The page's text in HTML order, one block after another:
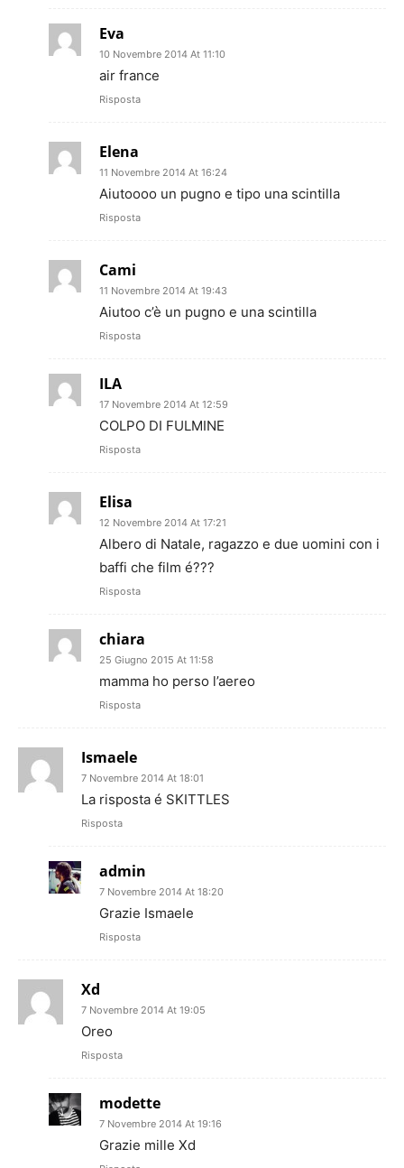
Eva
10 Novembre 2014 At 11:10
air france
Risposta
Elena
11 Novembre 2014 At 16:24
Aiutoooo un pugno e tipo una scintilla
Risposta
Cami
11 Novembre 2014 At 19:43
Aiutoo c’è un pugno e una scintilla
Risposta
ILA
17 Novembre 2014 At 12:59
COLPO DI FULMINE
Risposta
Elisa
12 Novembre 2014 At 17:21
Albero di Natale, ragazzo e due uomini con i
baffi che film é???
Risposta
chiara
25 Giugno 2015 At 11:58
mamma ho perso l’aereo
Risposta
Ismaele
7 Novembre 2014 At 18:01
La risposta é SKITTLES
Risposta
admin
7 Novembre 2014 At 18:20
Grazie Ismaele
Risposta
Xd
7 Novembre 2014 At 19:05
Oreo
Risposta
modette
7 Novembre 2014 At 19:16
Grazie mille Xd